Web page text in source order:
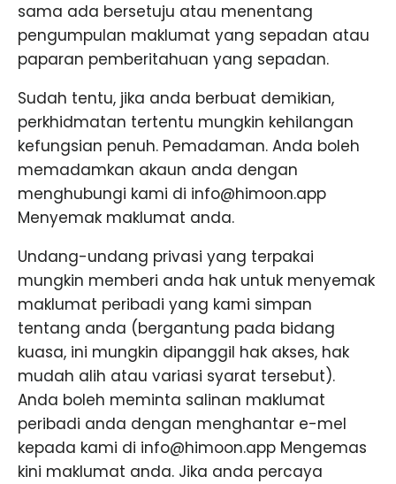
sama ada bersetuju atau menentang
pengumpulan maklumat yang sepadan atau
paparan pemberitahuan yang sepadan.
Sudah tentu, jika anda berbuat demikian,
perkhidmatan tertentu mungkin kehilangan
kefungsian penuh. Pemadaman. Anda boleh
memadamkan akaun anda dengan
menghubungi kami di info@himoon.app
Menyemak maklumat anda.
Undang-undang privasi yang terpakai
mungkin memberi anda hak untuk menyemak
maklumat peribadi yang kami simpan
tentang anda (bergantung pada bidang
kuasa, ini mungkin dipanggil hak akses, hak
mudah alih atau variasi syarat tersebut).
Anda boleh meminta salinan maklumat
peribadi anda dengan menghantar e-mel
kepada kami di info@himoon.app Mengemas
kini maklumat anda. Jika anda percaya